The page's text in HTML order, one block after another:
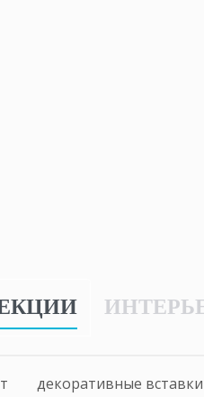
декоративные вставки